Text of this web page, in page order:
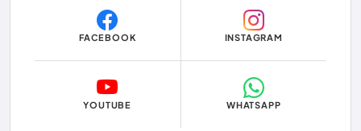
Dom Basílio
Economia
Educação
FACEBOOK INSTAGRAM
YOUTUBE WHATSAPP